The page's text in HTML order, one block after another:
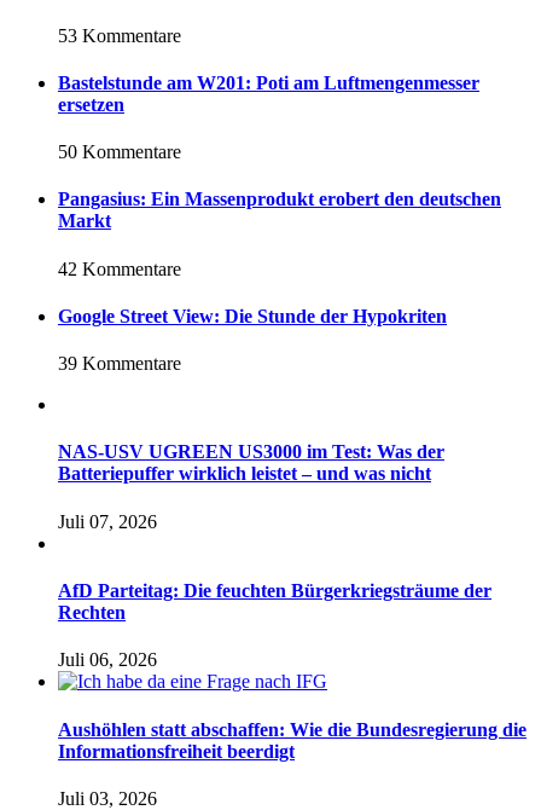
53 Kommentare
Bastelstunde am W201: Poti am Luftmengenmesser
ersetzen
50 Kommentare
Pangasius: Ein Massenprodukt erobert den deutschen
Markt
42 Kommentare
Google Street View: Die Stunde der Hypokriten
39 Kommentare
NAS-USV UGREEN US3000 im Test: Was der
Batteriepuffer wirklich leistet – und was nicht
Juli 07, 2026
AfD Parteitag: Die feuchten Bürgerkriegsträume der
Rechten
Juli 06, 2026
Aushöhlen statt abschaffen: Wie die Bundesregierung die
Informationsfreiheit beerdigt
Juli 03, 2026